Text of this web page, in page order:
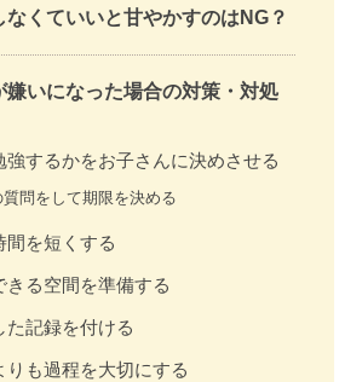
くていいと甘やかすのはNG？
嫌いになった場合の対策・対処
するかをお子さんに決めさせる
質問をして期限を決める
を短くする
る空間を準備する
記録を付ける
も過程を大切にする